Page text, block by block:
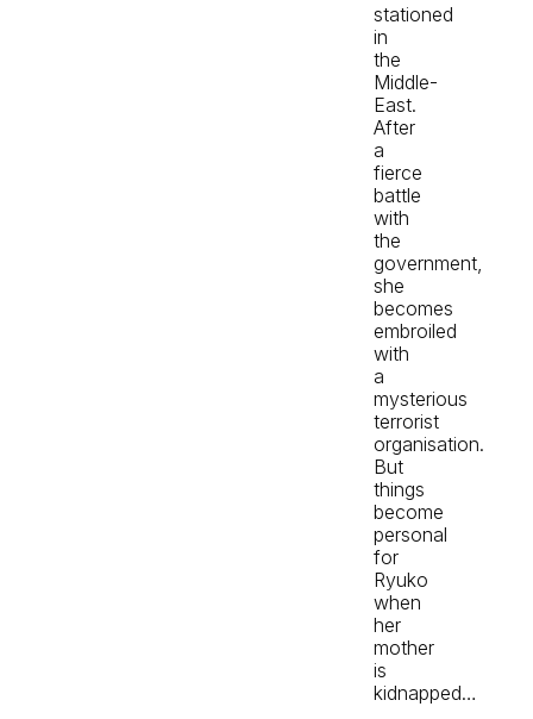
stationed
in
the
Middle-
East.
After
a
fierce
battle
with
the
government,
she
becomes
embroiled
with
a
mysterious
terrorist
organisation.
But
things
become
personal
for
Ryuko
when
her
mother
is
kidnapped…